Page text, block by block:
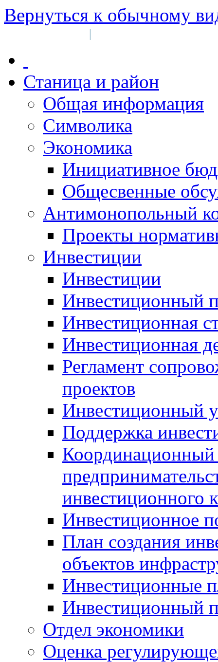
Вернуться к обычному
|
Станица и район
Общая информация
Символика
Экономика
Инициативное
Общесвенные
Антимонопольный
Проекты
Инвестиции
Инвестиции
Инвестиционный
Инвестиционная
Инвестиционная
Регламент
проектов
Инвестиционный
Поддержка
Координационный
инвестиционного
Инвестиционное
План создания
объектов
Инвестиционные
Инвестиционный
Отдел экономики
Оценка